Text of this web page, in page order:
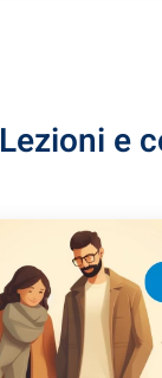
Lezioni e